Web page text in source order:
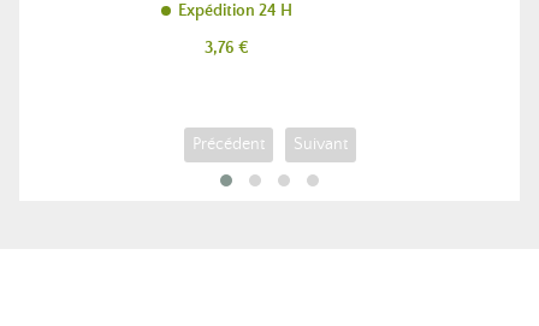
Expédition 24 H
Prix
3,76 €
Précédent Suivant